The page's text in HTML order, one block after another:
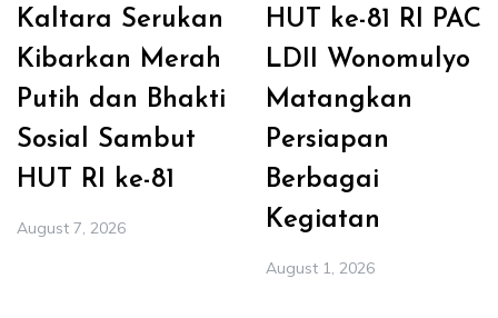
Kaltara Serukan
Kibarkan Merah
Putih dan Bhakti
Sosial Sambut
HUT RI ke-81
August 7, 2026
HUT ke-81 RI PAC
LDII Wonomulyo
Matangkan
Persiapan
Berbagai
Kegiatan
August 1, 2026